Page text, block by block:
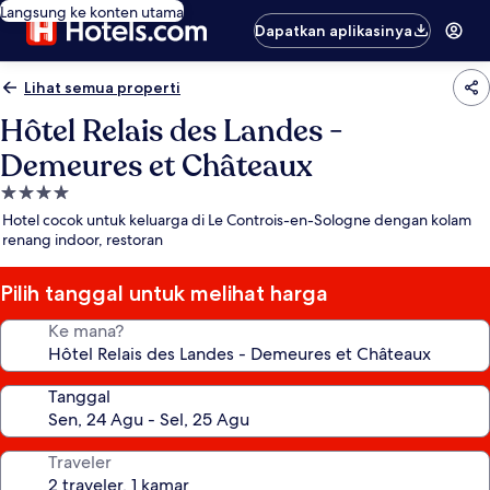
Langsung ke konten utama
Dapatkan aplikasinya
Lihat semua properti
Hôtel Relais des Landes -
Demeures et Châteaux
Properti
bintang
4.0
Hotel cocok untuk keluarga di Le Controis-en-Sologne dengan kolam
renang indoor, restoran
Pilih tanggal untuk melihat harga
Ke mana?
Tanggal
Traveler